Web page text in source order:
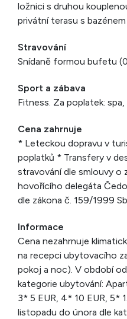
ložnici s druhou
privátní terasu s
Stravování
Snídaně formou bufetu
Sport a zábava
Fitness. Za poplatek: spa,
Cena zahrnuje
* Leteckou dopravu v
poplatků * Transfery v
stravování dle smlouvy o
hovořícího delegáta
dle zákona č. 159/1999
Informace
Cena nezahrnuje
na recepci ubytovacího
pokoj a noc). V období
kategorie ubytování:
3* 5 EUR, 4* 10 EUR, 5*
listopadu do února dle